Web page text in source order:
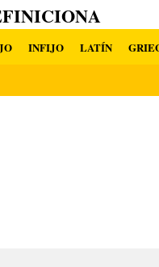
INFIJO LATÍN